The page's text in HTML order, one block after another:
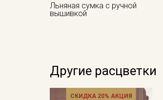
Льняная сумка с ручной
вышивкой
Другие расцветки
СКИДКА 20% АКЦИЯ